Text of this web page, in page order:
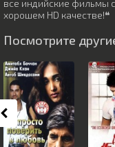
все индийские фильмы
хорошем HD качестве!❝
Посмотрите